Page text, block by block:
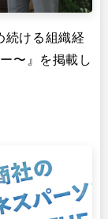
続ける組織経
〜』を掲載し